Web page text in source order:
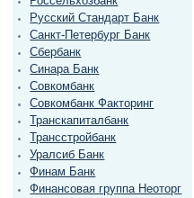
Русский Стандарт Банк
Санкт-Петербург Банк
Сбербанк
Синара Банк
Совкомбанк
Совкомбанк Факторинг
Транскапиталбанк
Трансстройбанк
Уралсиб Банк
Финам Банк
Финансовая группа Неоторг